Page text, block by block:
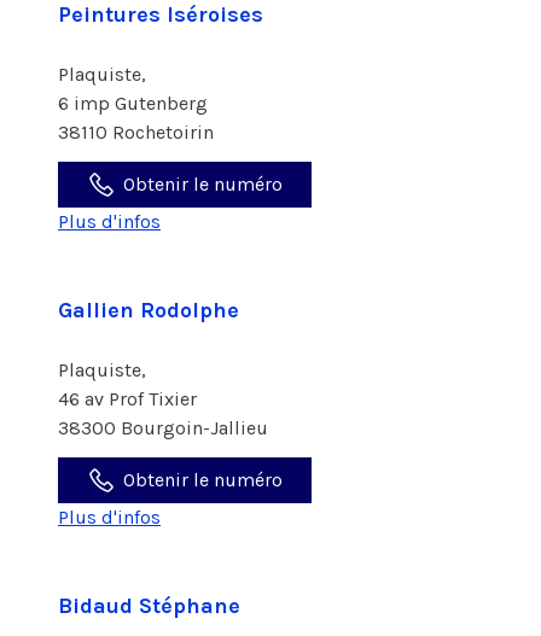
Peintures Iséroises
Plaquiste,
6 imp Gutenberg
38110 Rochetoirin
Obtenir le numéro
Plus d'infos
Gallien Rodolphe
Plaquiste,
46 av Prof Tixier
38300 Bourgoin-Jallieu
Obtenir le numéro
Plus d'infos
Bidaud Stéphane